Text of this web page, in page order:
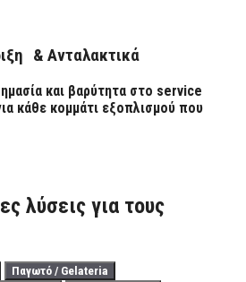
& Ανταλακτικά
και βαρύτητα στο service
κάθε κομμάτι εξοπλισμού που
λύσεις για τους
Παγωτό / Gelateria